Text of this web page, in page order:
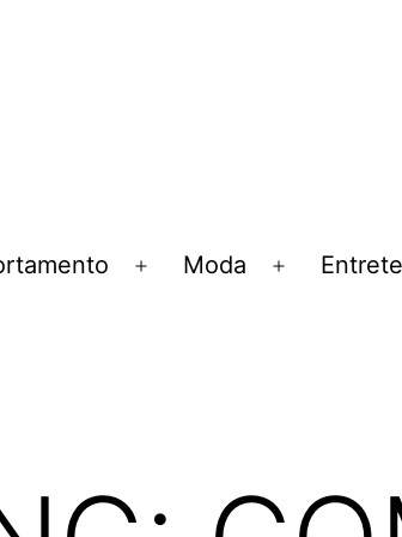
Abrir
Moda
Abrir